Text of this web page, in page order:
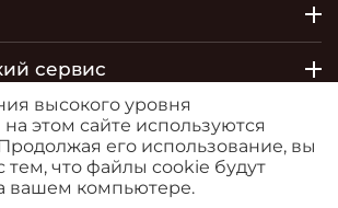
сервис
ДВО. Сайт
высокого уровня
этом сайте используются
его использование, вы
тем, что файлы cookie будут
вашем компьютере.